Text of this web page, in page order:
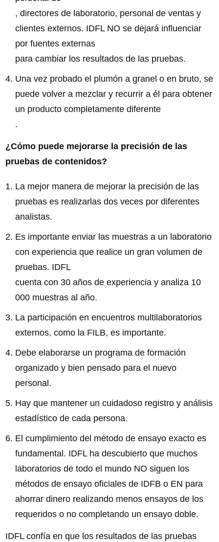
, directores de laboratorio, personal de ventas y
clientes externos. IDFL NO se dejará influenciar
por fuentes externas
para cambiar los resultados de las pruebas.
Una vez probado el plumón a granel o en bruto, se
puede volver a mezclar y recurrir a él para obtener
un producto completamente diferente
.
¿Cómo puede mejorarse la precisión de las
pruebas de contenidos?
La mejor manera de mejorar la precisión de las
pruebas es realizarlas dos veces por diferentes
analistas.
Es importante enviar las muestras a un laboratorio
con experiencia que realice un gran volumen de
pruebas. IDFL
cuenta con 30 años de experiencia y analiza 10
000 muestras al año.
La participación en encuentros multilaboratorios
externos, como la FILB, es importante.
Debe elaborarse un programa de formación
organizado y bien pensado para el nuevo
personal.
Hay que mantener un cuidadoso registro y análisis
estadístico de cada persona.
El cumplimiento del método de ensayo exacto es
fundamental. IDFL ha descubierto que muchos
laboratorios de todo el mundo NO siguen los
métodos de ensayo oficiales de IDFB o EN para
ahorrar dinero realizando menos ensayos de los
requeridos o no completando un ensayo doble.
IDFL confía en que los resultados de las pruebas